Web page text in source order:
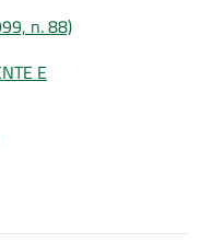
n. 88)
E